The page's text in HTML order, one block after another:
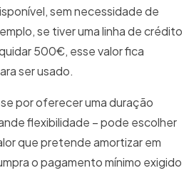
sem necessidade de
se tiver uma linha de crédito
500€, esse valor fica
ser usado.
por oferecer uma duração
flexibilidade – pode escolher
que pretende amortizar em
o pagamento mínimo exigido